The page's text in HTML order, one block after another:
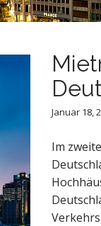
Januar 18,
Im